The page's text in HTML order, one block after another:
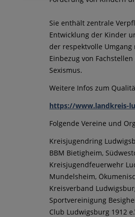
Sie enthält zentrale
Entwicklung der Kinder
der respektvolle
Einbezug von
Sexismus.
Weitere Infos zum
https://www.landkreis-
Folgende Vereine und
Kreisjugendring
BBM Bietigheim,
Kreisjugendfeuerwehr
Mundelsheim,
Kreisverband
Sportvereinigung
Club Ludwigsburg 1912